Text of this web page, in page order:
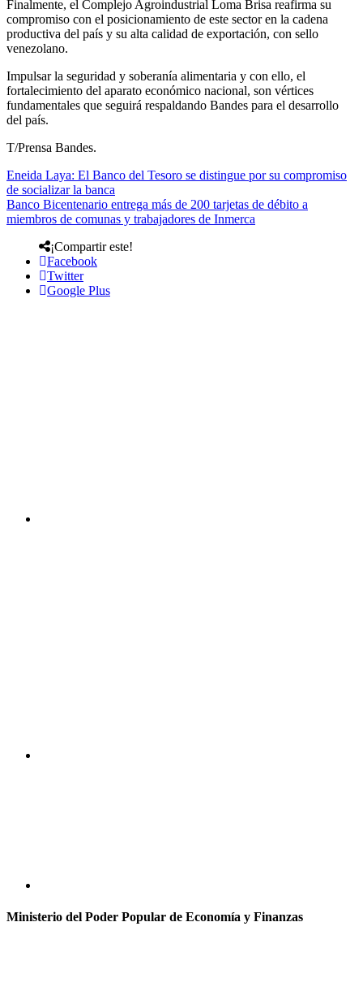
Finalmente, el Complejo Agroindustrial Loma Brisa reafirma su
compromiso con el posicionamiento de este sector en la cadena
productiva del país y su alta calidad de exportación, con sello
venezolano.
Impulsar la seguridad y soberanía alimentaria y con ello, el
fortalecimiento del aparato económico nacional, son vértices
fundamentales que seguirá respaldando Bandes para el desarrollo
del país.
T/Prensa Bandes.
Eneida Laya: El Banco del Tesoro se distingue por su compromiso
de socializar la banca
Banco Bicentenario entrega más de 200 tarjetas de débito a
miembros de comunas y trabajadores de Inmerca
¡Compartir este!
Facebook
Twitter
Google Plus
Ministerio del Poder Popular de Economía y Finanzas